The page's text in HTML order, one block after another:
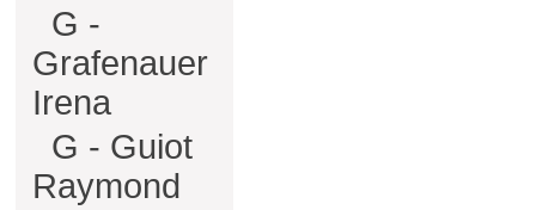
G -
Grafenauer
Irena
G - Guiot
Raymond